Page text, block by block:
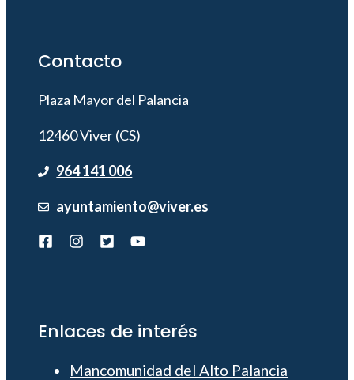
Contacto
Plaza Mayor del Palancia
12460 Viver (CS)
964 141 006
ayuntamiento@viver.es
Enlaces de interés
Mancomunidad del Alto Palancia